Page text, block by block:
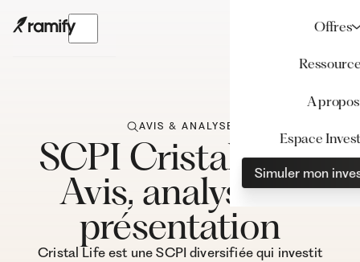
Offres
A propos
Espace
Simuler mon
AVIS & ANALYSE
SCPI Cristal Life :
Avis, analyse et
présentation
Cristal Life est une SCPI diversifiée qui investit